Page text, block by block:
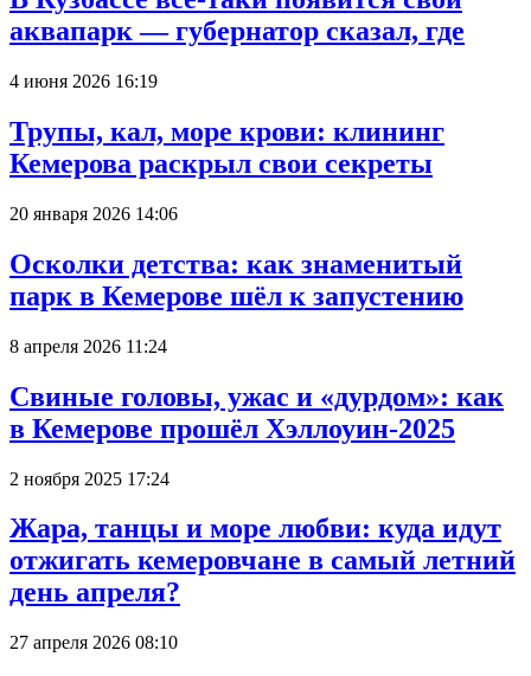
аквапарк — губернатор сказал, где
4 июня 2026 16:19
Трупы, кал, море крови: клининг
Кемерова раскрыл свои секреты
20 января 2026 14:06
Осколки детства: как знаменитый
парк в Кемерове шёл к запустению
8 апреля 2026 11:24
Свиные головы, ужас и «дурдом»: как
в Кемерове прошёл Хэллоуин-2025
2 ноября 2025 17:24
Жара, танцы и море любви: куда идут
отжигать кемеровчане в самый летний
день апреля?
27 апреля 2026 08:10